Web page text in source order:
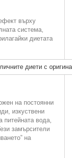
върху
система,
диетата
диети с
на постоянни
изкуствени
вода,
замърсители
на